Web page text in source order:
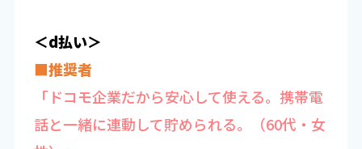
＜d払い＞
■推奨者
「ドコモ企業だから安心して使える。携帯電
話と一緒に連動して貯められる。（60代・女